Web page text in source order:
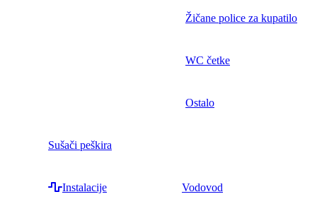
Žičane police za kupatilo
WC četke
Ostalo
Sušači peškira
Instalacije Vodovod